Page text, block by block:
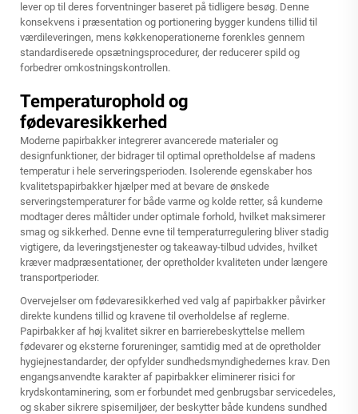
lever op til deres forventninger baseret på tidligere besøg. Denne
konsekvens i præsentation og portionering bygger kundens tillid til
værdileveringen, mens køkkenoperationerne forenkles gennem
standardiserede opsætningsprocedurer, der reducerer spild og
forbedrer omkostningskontrollen.
Temperaturophold og
fødevaresikkerhed
Moderne papirbakker integrerer avancerede materialer og
designfunktioner, der bidrager til optimal opretholdelse af madens
temperatur i hele serveringsperioden. Isolerende egenskaber hos
kvalitetspapirbakker hjælper med at bevare de ønskede
serveringstemperaturer for både varme og kolde retter, så kunderne
modtager deres måltider under optimale forhold, hvilket maksimerer
smag og sikkerhed. Denne evne til temperaturregulering bliver stadig
vigtigere, da leveringstjenester og takeaway-tilbud udvides, hvilket
kræver madpræsentationer, der opretholder kvaliteten under længere
transportperioder.
Overvejelser om fødevaresikkerhed ved valg af papirbakker påvirker
direkte kundens tillid og kravene til overholdelse af reglerne.
Papirbakker af høj kvalitet sikrer en barrierebeskyttelse mellem
fødevarer og eksterne forureninger, samtidig med at de opretholder
hygiejnestandarder, der opfylder sundhedsmyndighedernes krav. Den
engangsanvendte karakter af papirbakker eliminerer risici for
krydskontaminering, som er forbundet med genbrugsbar servicedeles,
og skaber sikrere spisemiljøer, der beskytter både kundens sundhed